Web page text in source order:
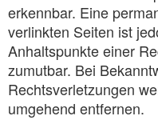
erkennbar. Eine
verlinkten Seiten ist
Anhaltspunkte einer
zumutbar. Bei
Rechtsverletzungen
umgehend entfernen.